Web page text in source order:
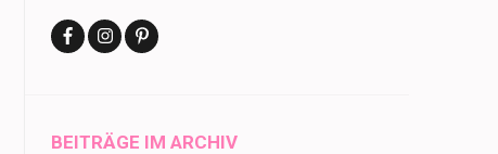
BEITRÄGE IM ARCHIV